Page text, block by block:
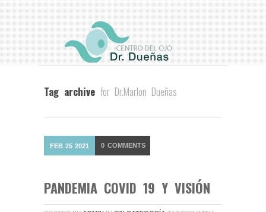
Tag archive for Dr.Marlon Dueñas
FEB 25 2021 0 COMMENTS
PANDEMIA COVID 19 Y VISIÓN